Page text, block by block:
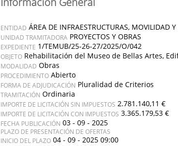
ENTIDAD ÁREA DE INFRAESTRUCTURAS, MOVILIDAD
UNIDAD TRAMITADORA PROYECTOS Y OBRAS
EXPEDIENTE 1/TEMUB/25-26-27/2025/O/042
OBJETO Rehabilitación del Museo de Bellas Artes,
MODALIDAD Obras
PROCEDIMIENTO Abierto
FORMA DE ADJUDICACIÓN Pluralidad de Criterios
TRAMITACIÓN Ordinaria
IMPORTE DE LICITACIÓN SIN IMPUESTOS 2.781.140,11 €
IMPORTE DE LICITACIÓN CON IMPUESTOS 3.365.179,53 €
FECHA PUBLICACIÓN 03 - 09 - 2025
PLAZO DE PRESENTACIÓN DE OFERTAS
INICIO DEL PLAZO 04 - 09 - 2025 09:00